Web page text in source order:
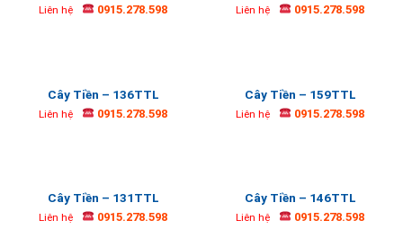
Liên hệ 0915.278.598 Liên hệ 0915.278.598
Cây Tiền – 136TTL
Liên hệ 0915.278.598
Cây Tiền – 159TTL
Liên hệ 0915.278.598
Cây Tiền – 131TTL
Liên hệ 0915.278.598
Cây Tiền – 146TTL
Liên hệ 0915.278.598